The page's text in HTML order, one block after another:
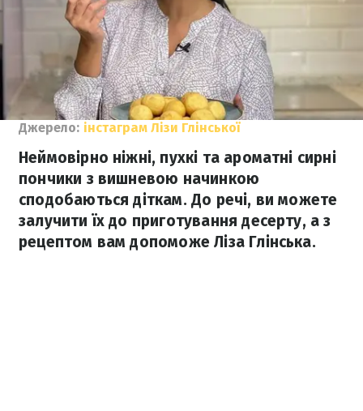
Джерело: інстаграм Лізи Глінської
Неймовірно ніжні, пухкі та ароматні сирні
пончики з вишневою начинкою
сподобаються діткам. До речі, ви можете
залучити їх до приготування десерту, а з
рецептом вам допоможе Ліза Глінська.